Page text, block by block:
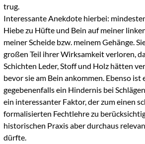
trug.
Interessante Anekdote hierbei:
Hiebe zu Hüfte und Bein auf meiner
meiner Scheide bzw. meinem Gehänge.
großen Teil ihrer Wirksamkeit verloren,
Schichten Leder, Stoff und Holz hätten
bevor sie am Bein ankommen. Ebenso
gegebenenfalls ein Hindernis bei
ein interessanter Faktor, der zum einen
formalisierten Fechtlehre zu
historischen Praxis aber durchaus
dürfte.